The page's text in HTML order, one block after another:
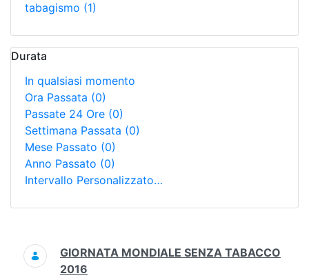
tabagismo (1)
Durata
In qualsiasi momento
Ora Passata (0)
Passate 24 Ore (0)
Settimana Passata (0)
Mese Passato (0)
Anno Passato (0)
Intervallo Personalizzato…
Ricerca
GIORNATA MONDIALE SENZA TABACCO
2016